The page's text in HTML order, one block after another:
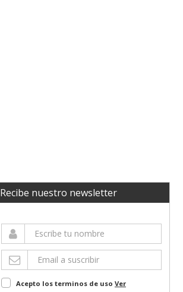
Recibe nuestro newsletter
Acepto los terminos de uso Ver